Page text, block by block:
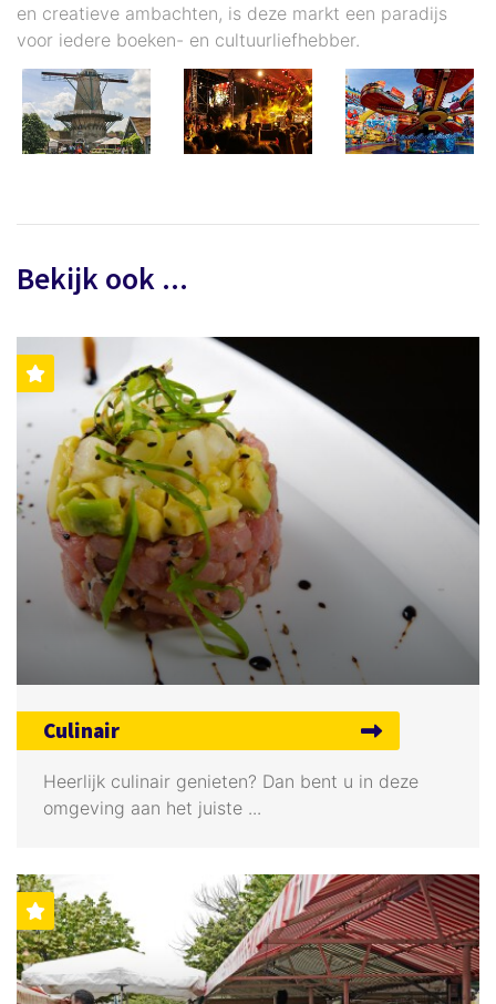
en creatieve ambachten, is deze markt een paradijs
voor iedere boeken- en cultuurliefhebber.
Bekijk ook ...
Culinair
Heerlijk culinair genieten? Dan bent u in deze
omgeving aan het juiste ...